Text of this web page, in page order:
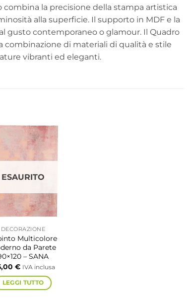
la precisione della stampa artistica
alla superficie. Il supporto in MDF e la
gusto contemporaneo o glamour. Il Quadro
combinazione di materiali di qualità e stile
vibranti ed eleganti.
ESAURITO
DECORAZIONE
Multicolore
da Parete
– SANA
€ IVA inclusa
LEGGI TUTTO